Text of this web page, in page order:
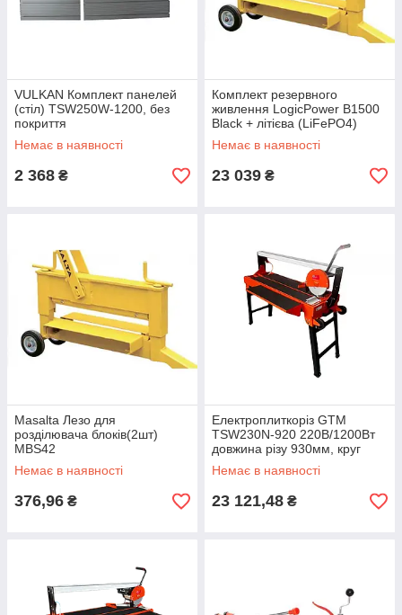
VULKAN Комплект панелей
(стіл) TSW250W-1200, без
покриття
Немає в наявності
2 368 ₴
Комплект резервного
живлення LogicPower B1500
Black + літієва (LiFePO4)
батарея 1280Wh
Немає в наявності
23 039 ₴
Masalta Лезо для
розділювача блоків(2шт)
MBS42
Немає в наявності
376,96 ₴
Електроплиткоріз GTM
TSW230N-920 220В/1200Вт
довжина різу 930мм, круг
230*25,4мм
Немає в наявності
23 121,48 ₴